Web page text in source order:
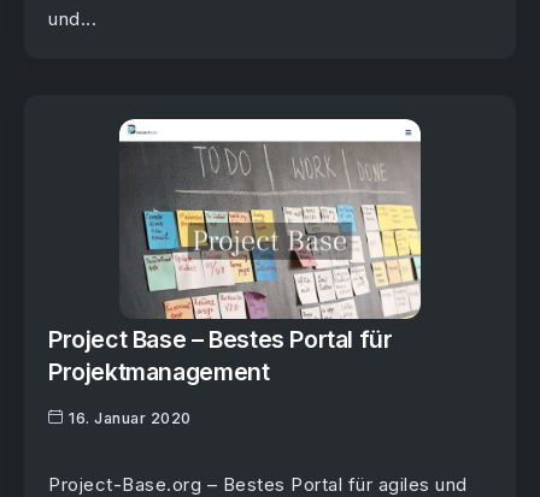
und...
Project Base – Bestes Portal für
Projektmanagement
16. Januar 2020
Project-Base.org – Bestes Portal für agiles und